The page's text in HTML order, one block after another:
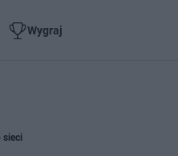
Wygraj
sieci